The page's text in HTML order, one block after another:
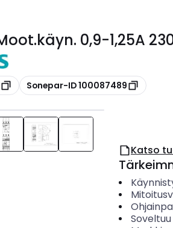
0,9-1,25A
Kopioi
Sonepar-ID 100087489
Katso